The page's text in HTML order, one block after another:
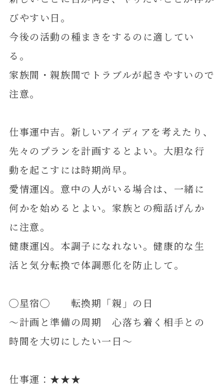
びやすい日。
今後の活動の種まきをするのに適してい
る。
家族間・親族間でトラブルが起きやすいので
注意。
仕事運中吉。新しいアイディアを考えたり、
先々のプランを計画するとよい。大胆な行
動を起こすには時期尚早。
愛情運凶。意中の人がいる場合は、一緒に
何かを始めるとよい。家族との痴話げんか
に注意。
健康運凶。本調子になれない。健康的な生
活と気分転換で体調悪化を防止して。
◯星宿◯ 転換期「親」の日
～計画と準備の周期 心落ち着く相手との
時間を大切にしたい一日～
仕事運：★★★